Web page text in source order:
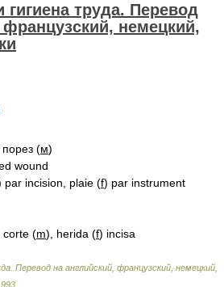
гигиена труда. Перевод
французский, немецкий,
(м)
wound
par incision, plaie (f) par instrument
corte (m), herida (f) incisa
Перевод на английский, французский, немецкий,